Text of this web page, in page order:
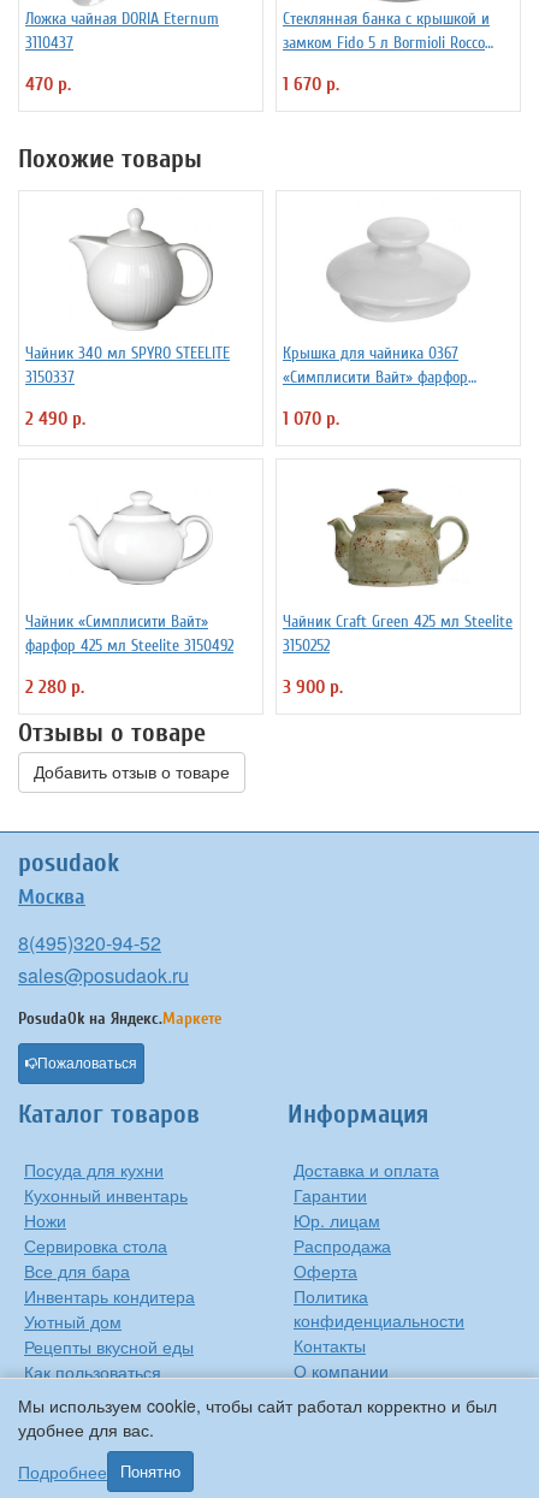
Мы используем cookie, чтобы сайт работал корректно и был
удобнее для вас.
Подробнее
Понятно
Ложка чайная DORIA Eternum
3110437
470 р.
Стеклянная банка с крышкой и
замком Fido 5 л Bormioli Rocco
1 670 р.
Похожие товары
Чайник 340 мл SPYRO STEELITE
3150337
2 490 р.
Крышка для чайника 0367
«Симплисити Вайт» фарфор
1 070 р.
Чайник «Симплисити Вайт»
фарфор 425 мл Steelite 3150492
2 280 р.
Чайник Craft Green 425 мл Steelite
3150252
3 900 р.
Отзывы о товаре
Добавить отзыв о товаре
posudaok
Москва
8(495)320-94-52
sales@posudaok.ru
PosudaOk на Яндекс.Маркете
Пожаловаться
Каталог товаров
Посуда для кухни
Кухонный инвентарь
Ножи
Сервировка стола
Все для бара
Инвентарь кондитера
Уютный дом
Рецепты вкусной еды
Как пользоваться
сковородкой
Информация
Доставка и оплата
Гарантии
Юр. лицам
Распродажа
Оферта
Политика
конфиденциальности
Контакты
О компании
Сиропы Monin
Виды барного стекла